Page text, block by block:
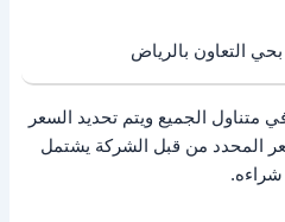
التعاون بالرياض
متناول الجميع ويتم تحديد السعر
المحدد من قبل الشركة يشتمل
شراءه.